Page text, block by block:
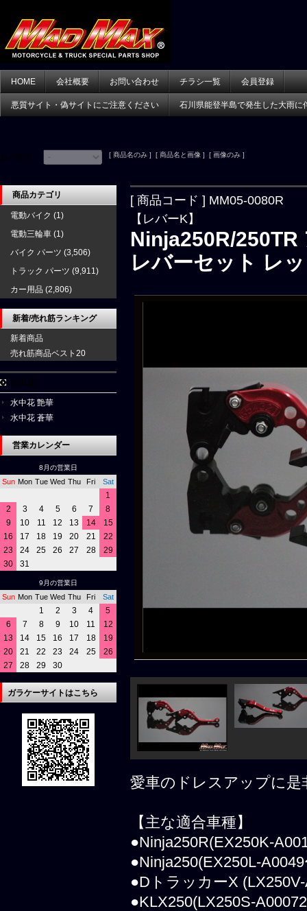
HOME 会社概要 お問い合わせ チラシ一覧 会員登録
悪質サイト・偽サイトにご注意ください 石川県能登半島で発生した大雨に
[ 商品名のみ ] [ 商品名と画像 ] [ 画像のみ ]
[ 商品コード ] MM05-0080R
【レバーK】
Ninja250R/250TR
レバーセット レ
愛車のドレスアップに是
【主な適合車種】
●Ninja250R(EX250K-
●Ninja250(EX250L-
●DトラッカーX
●KLX250(LX250S-
商品カテゴリ
電動バイク (1)
電動三輪車 (1)
バイク パーツ (3,506)
トラック パーツ (9,911)
カー用品 (2,806)
新着/売れ筋ランキング
新着商品
売れ筋商品ベスト20
水中花 艶華
水中花 蒼華
営業カレンダー
8月の営業日
Sun Mon Tue Wed Thu Fri Sat
1
2
3 4 5 6 7
8
9
10 11 12 13 14
15
16
17 18 19 20 21
22
23
24 25 26 27 28
29
30
31
9月の営業日
Sun Mon Tue Wed Thu Fri Sat
1 2 3 4
5
6
7 8 9 10 11
12
13
14 15 16 17 18
19
20
21 22 23 24 25
26
27
28 29 30
ガラケーサイトはこちら